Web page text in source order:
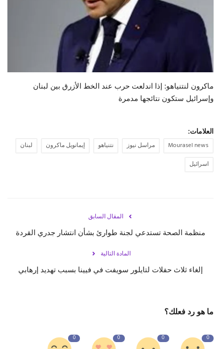
ماكرون لنتنياهو: إذا اندلعت حرب عند الخط الأزرق بين لبنان
وإسرائيل ستكون نتائجها مدمرة
العلامات:
Mourasel news مراسل نيوز نتنياهو إيمانويل ماكرون
لبنان
اسرائيل
المقال السابق
منظمة الصحة تستدعي لجنة طوارئ بشأن انتشار جدري القردة
المادة التالية
إلغاء ثلاث حفلات لتايلور سويفت في فيينا بسبب تهديد إرهابي
ما هو رد فعلك؟
0
0
0
0